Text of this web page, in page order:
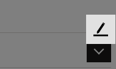
F
e
e